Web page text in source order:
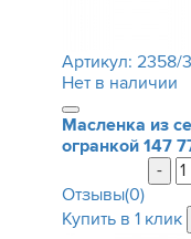
Артикул: 2358/3
Нет в наличии
Масленка из
огранкой 147
-
Отзывы(0)
Купить в 1 клик